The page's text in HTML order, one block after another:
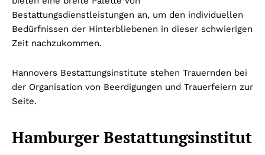
Bestattungsdienstleistungen an, um den individuellen
Bedürfnissen der Hinterbliebenen in dieser schwierigen
Zeit nachzukommen.
Hannovers Bestattungsinstitute stehen Trauernden bei
der Organisation von Beerdigungen und Trauerfeiern zur
Seite.
Hamburger Bestattungsinstitut